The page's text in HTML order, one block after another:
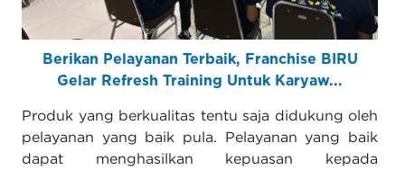
Berikan Pelayanan Terbaik, Franchise BIRU
Gelar Refresh Training Untuk Karyaw...
Produk yang berkualitas tentu saja didukung oleh
pelayanan yang baik pula. Pelayanan yang baik
dapat menghasilkan kepuasan kepada